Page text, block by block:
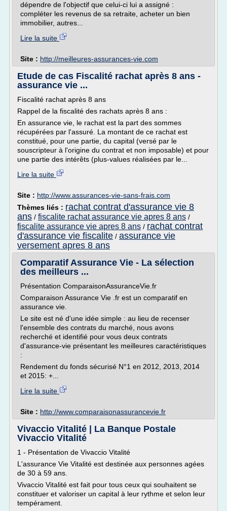
dépendre de l'objectif que celui-ci lui a assigné :
compléter les revenus de sa retraite, acheter un bien
immobilier, autres...
Lire la suite
Site : http://meilleures-assurances-vie.com
Etude de cas Fiscalité rachat après 8 ans -
assurance vie ...
Fiscalité rachat après 8 ans
Rappel de la fiscalité des rachats après 8 ans :
En assurance vie, le rachat est la part des sommes
récupérées par l'assuré. La montant de ce rachat est
constitué, pour une partie, du capital (versé par le
souscripteur à l'origine du contrat et non imposable) et pour
une partie des intérêts (plus-values réalisées par le...
Lire la suite
Site : http://www.assurances-vie-sans-frais.com
Thèmes liés : rachat contrat d'assurance vie 8
ans / fiscalite rachat assurance vie apres 8 ans /
fiscalite assurance vie apres 8 ans / rachat contrat
d'assurance vie fiscalite / assurance vie
versement apres 8 ans
Comparatif Assurance Vie - La sélection
des meilleurs ...
Présentation ComparaisonAssuranceVie.fr
Comparaison Assurance Vie .fr est un comparatif en
assurance vie.
Le site est né d'une idée simple : au lieu de recenser
l'ensemble des contrats du marché, nous avons
recherché et identifié pour vous deux contrats
d'assurance-vie présentant les meilleures caractéristiques
:
Rendement du fonds sécurisé N°1 en 2012, 2013, 2014
et 2015: +...
Lire la suite
Site : http://www.comparaisonassurancevie.fr
Vivaccio Vitalité | La Banque Postale
Vivaccio Vitalité
1 - Présentation de Vivaccio Vitalité
L'assurance Vie Vitalité est destinée aux personnes agées
de 30 à 59 ans.
Vivaccio Vitalité est fait pour tous ceux qui souhaitent se
constituer et valoriser un capital à leur rythme et selon leur
tempérament.